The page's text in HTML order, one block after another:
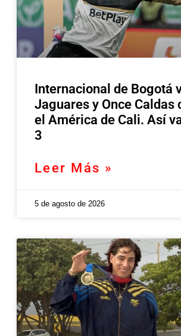
Internacional de Bogotá
Jaguares y Once Caldas
el América de Cali. Así
3
Leer Más »
5 de agosto de 2026